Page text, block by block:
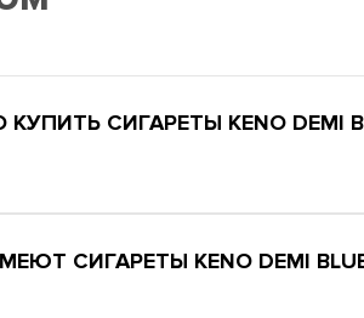
СИГАРЕТЫ KENO DEMI
СИГАРЕТЫ KENO DEMI